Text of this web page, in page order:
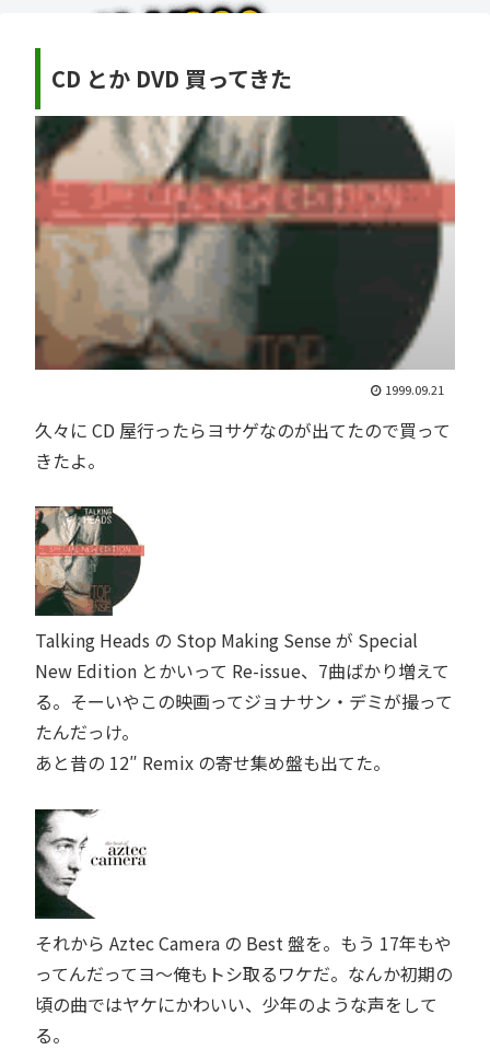
CD とか DVD 買ってきた
1999.09.21
久々に CD 屋行ったらヨサゲなのが出てたので買って
きたよ。
Talking Heads の Stop Making Sense が Special
New Edition とかいって Re-issue、7曲ばかり増えて
る。そーいやこの映画ってジョナサン・デミが撮って
たんだっけ。
あと昔の 12″ Remix の寄せ集め盤も出てた。
それから Aztec Camera の Best 盤を。もう 17年もや
ってんだってヨ～俺もトシ取るワケだ。なんか初期の
頃の曲ではヤケにかわいい、少年のような声をして
る。